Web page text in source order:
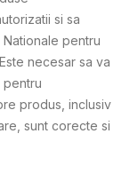
si sa
pentru
necesar sa va
pentru
produs, inclusiv
sunt corecte si